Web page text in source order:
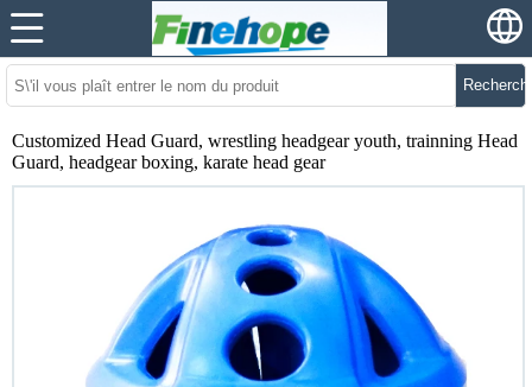
Customized Head Guard, wrestling headgear youth, trainning Head
Guard, headgear boxing, karate head gear